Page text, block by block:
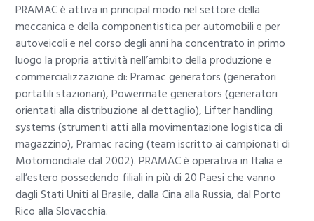
PRAMAC è attiva in principal modo nel settore della
meccanica e della componentistica per automobili e per
autoveicoli e nel corso degli anni ha concentrato in primo
luogo la propria attività nell’ambito della produzione e
commercializzazione di: Pramac generators (generatori
portatili stazionari), Powermate generators (generatori
orientati alla distribuzione al dettaglio), Lifter handling
systems (strumenti atti alla movimentazione logistica di
magazzino), Pramac racing (team iscritto ai campionati di
Motomondiale dal 2002). PRAMAC è operativa in Italia e
all’estero possedendo filiali in più di 20 Paesi che vanno
dagli Stati Uniti al Brasile, dalla Cina alla Russia, dal Porto
Rico alla Slovacchia.